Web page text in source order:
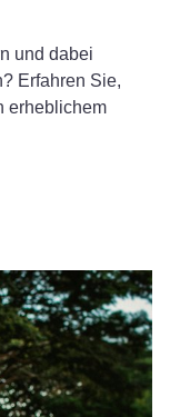
und dabei
Erfahren Sie,
erheblichem